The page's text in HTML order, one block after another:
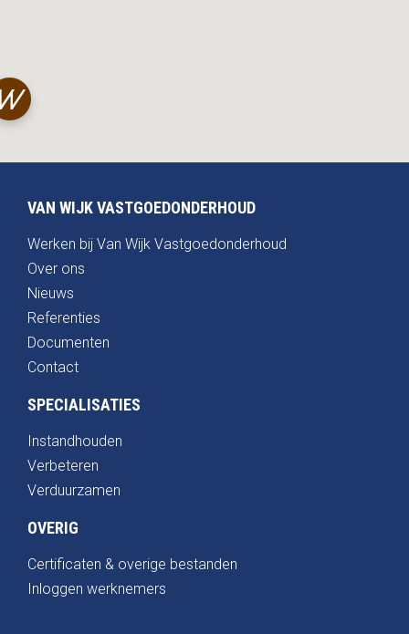
VAN WIJK VASTGOEDONDERHOUD
Werken bij Van Wijk Vastgoedonderhoud
Over ons
Nieuws
Referenties
Documenten
Contact
SPECIALISATIES
Instandhouden
Verbeteren
Verduurzamen
OVERIG
Certificaten & overige bestanden
Inloggen werknemers